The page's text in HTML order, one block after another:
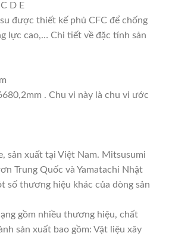
D E
được thiết kế phủ CFC để chống
lực cao,… Chi tiết về đặc tính sản
. Chu vi này là chu vi ước
sản xuất tại Việt Nam. Mitsusumi
Trung Quốc và Yamatachi Nhật
số thương hiệu khác của dòng sản
gồm nhiều thương hiệu, chất
sản xuất bao gồm: Vật liệu xây